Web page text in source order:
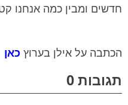
חדשים ומבין כמה אנחנו
הכתבה על אילן בערוץ כאן
תגובות 0